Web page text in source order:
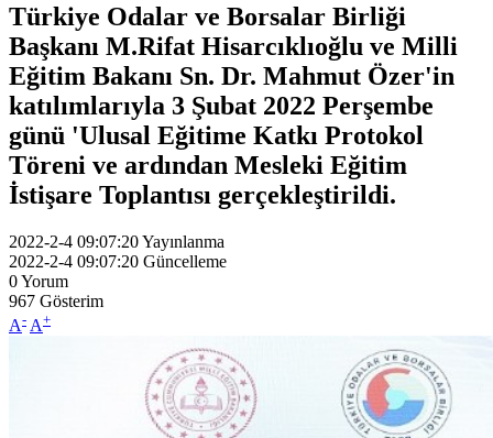
Türkiye Odalar ve Borsalar Birliği
Başkanı M.Rifat Hisarcıklıoğlu ve Milli
Eğitim Bakanı Sn. Dr. Mahmut Özer'in
katılımlarıyla 3 Şubat 2022 Perşembe
günü 'Ulusal Eğitime Katkı Protokol
Töreni ve ardından Mesleki Eğitim
İstişare Toplantısı gerçekleştirildi.
2022-2-4 09:07:20Yayınlanma
2022-2-4 09:07:20 Güncelleme
0Yorum
967 Gösterim
A- A+